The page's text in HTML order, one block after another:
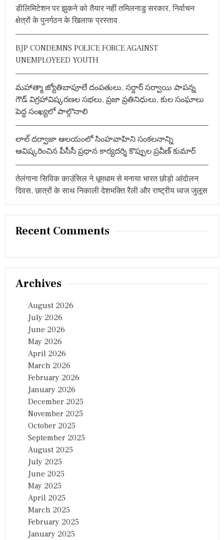
द
र्श
स
ले
ली
श
डीलिमिटेशन पर झुकने को तैयार नहीं तमिलनाडु सरकार, निर्वाचन
क्षेत्रों के पुनर्गठन के खिलाफ प्रस्ताव
BJP CONDEMNS POLICE FORCE AGAINST
UNEMPLOYEED YOUTH
మహాత్మా జ్యోతిబాపూలే దంపతులు, సర్దార్ సర్వాయి పాపన్న
గౌడ్ విగ్రహావిష్కరణల సభలు, ప్రజా ప్రతినిధులు, కుల సంఘాలు
పెద్ద సంఖ్యలో పాల్గొనాలి
లాల్ దర్వాజా ఆలయంలో సింహవాహిని సంకలనాన్ని
ఆవిష్కరించిన పీసీసీ ప్రధాన కార్యదర్శి కొప్పుల ప్రవీణ్ కుమార్
तेलंगाना सिविक काउंसिल ने धूमधाम से मनाया भारत छोड़ो आंदोलन
दिवस, छात्रों के साथ निकाली देशभक्ति रैली और राष्ट्रीय ध्वज जुलूस
Recent Comments
Archives
August 2026
July 2026
June 2026
May 2026
April 2026
March 2026
February 2026
January 2026
December 2025
November 2025
October 2025
September 2025
August 2025
July 2025
June 2025
May 2025
April 2025
March 2025
February 2025
January 2025